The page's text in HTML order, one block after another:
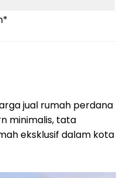
jual rumah perdana
minimalis, tata
eksklusif dalam kota